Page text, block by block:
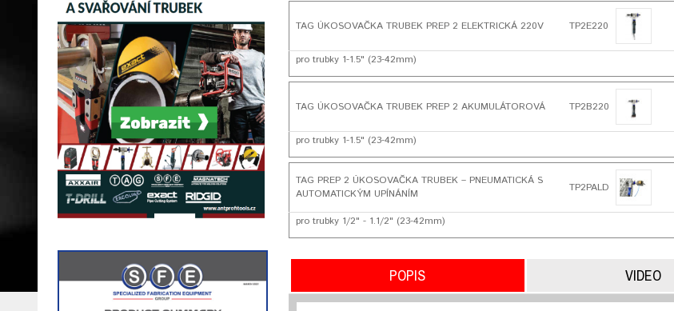
TAG ÚKOSOVAČKA TRUBEK PREP 2 ELEKTRICKÁ 220V TP2E220
pro trubky 1-1.5" (23-42mm)
TAG ÚKOSOVAČKA TRUBEK PREP 2 AKUMULÁTOROVÁ TP2B220
pro trubky 1-1.5" (23-42mm)
TAG PREP 2 ÚKOSOVAČKA TRUBEK – PNEUMATICKÁ S
AUTOMATICKÝM UPÍNÁNÍM
TP2PALD
pro trubky 1/2" - 1.1/2" (23-42mm)
POPIS VIDEO